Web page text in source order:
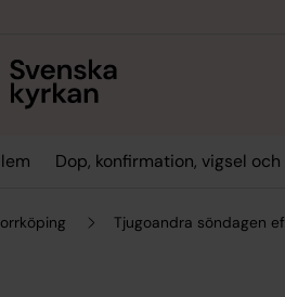
Dop, konfirmation, vigsel
Tjugoandra söndagen